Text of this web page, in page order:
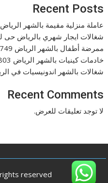
Recent Posts
عاملة منزلية مقيمة بالشهر الرياض 0594577803
شغالات ايجار شهري بالرياض حى لبن
ممرضة أطفال بالشهر الرياض 0583707749
خادمات كينيات بالشهر الرياض 0594577803
شغالات بالشهر اندونيسيات في الرياض
Recent Comments
لا توجد تعليقات للعرض.
reserved